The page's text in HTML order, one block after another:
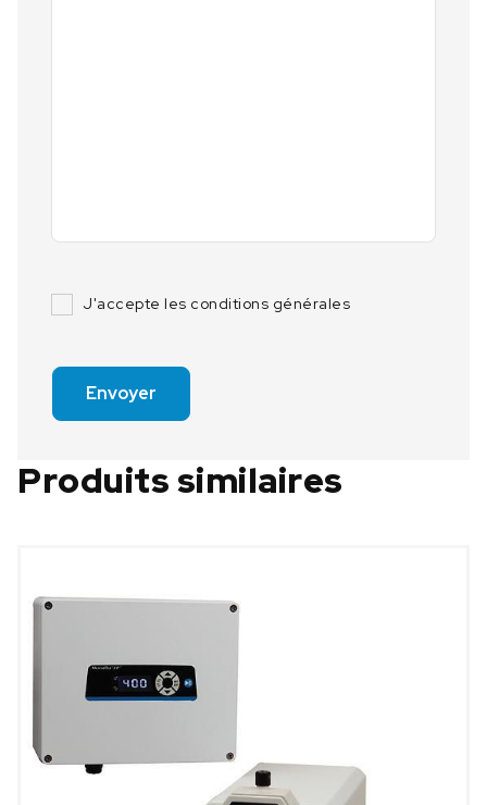
J'accepte les conditions générales
Envoyer
Produits similaires